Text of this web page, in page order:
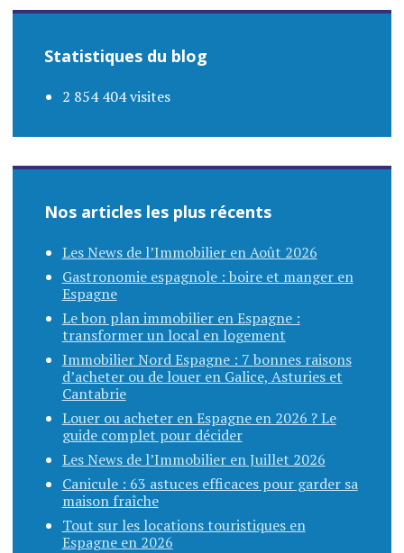
Statistiques du blog
2 854 404 visites
Nos articles les plus récents
Les News de l’Immobilier en Août 2026
Gastronomie espagnole : boire et manger en
Espagne
Le bon plan immobilier en Espagne :
transformer un local en logement
Immobilier Nord Espagne : 7 bonnes raisons
d’acheter ou de louer en Galice, Asturies et
Cantabrie
Louer ou acheter en Espagne en 2026 ? Le
guide complet pour décider
Les News de l’Immobilier en Juillet 2026
Canicule : 63 astuces efficaces pour garder sa
maison fraîche
Tout sur les locations touristiques en
Espagne en 2026